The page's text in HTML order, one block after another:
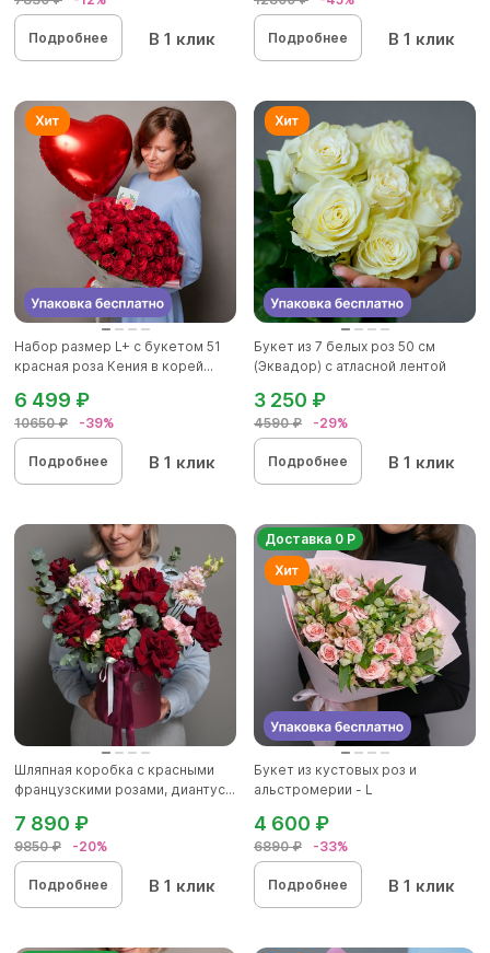
Подробнее В 1 клик Подробнее В 1 клик
Набор размер L+ с букетом 51
красная роза Кения в корей...
10650 ₽ -39%
6 499 ₽
Подробнее В 1 клик
Букет из 7 белых роз 50 см
(Эквадор) с атласной лентой
4590 ₽ -29%
3 250 ₽
Подробнее В 1 клик
Шляпная коробка с красными
французскими розами, диантус...
9850 ₽ -20%
7 890 ₽
Подробнее В 1 клик
Доставка 0 Р
Букет из кустовых роз и
альстромерии - L
6890 ₽ -33%
4 600 ₽
Подробнее В 1 клик